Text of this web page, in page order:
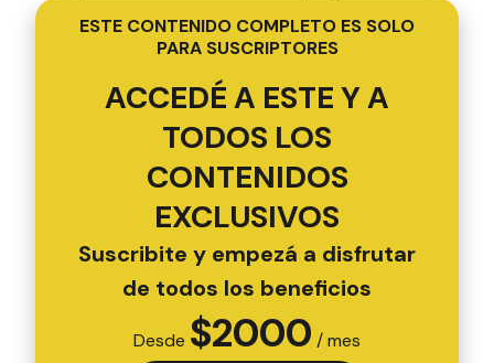
ESTE CONTENIDO COMPLETO ES SOLO
PARA SUSCRIPTORES
ACCEDÉ A ESTE Y A
TODOS LOS
CONTENIDOS
EXCLUSIVOS
Suscribite y empezá a disfrutar
de todos los beneficios
Desde $2000 / mes